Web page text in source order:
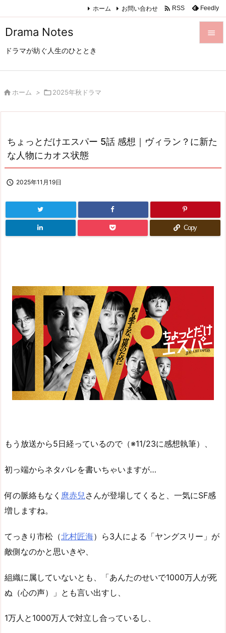
Drama Notes
ドラマが紡ぐ人生のひととき

次へ
検索
ホーム お問い合わせ  RSS Feedly
 ホーム > 2025年秋ドラマ
ちょっとだけエスパー 5話 感想｜ヴィラン？に新た
な人物にカオス状態
 2025年11月19日
Copy
もう放送から5日経っているので（※11/23に感想執筆）、
初っ端からネタバレを書いちゃいますが…
何の脈絡もなく 麿赤兒さんが登場してくると、一気にSF感
増しますね。
てっきり市松（北村匠海）ら3人による「ヤングスリー」が
敵側なのかと思いきや、
組織に属していないとも、「あんたのせいで1000万人が死
ぬ（心の声）」とも言い出すし、
1万人と1000万人で対立し合っているし、